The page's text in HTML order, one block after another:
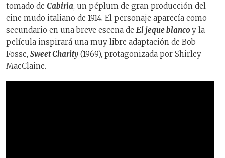
tomado de Cabiria, un péplum de gran producción del
cine mudo italiano de 1914. El personaje aparecía como
secundario en una breve escena de El jeque blancoy la
película inspirará una muy libre adaptación de Bob
Fosse, Sweet Charity (1969), protagonizada por Shirley
MacClaine.